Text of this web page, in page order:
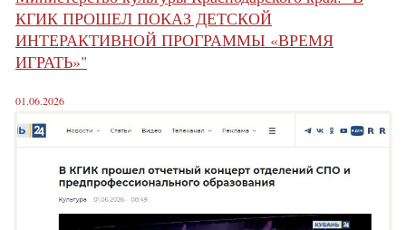
КГИК ПРОШЕЛ ПОКАЗ ДЕТСКОЙ
ИНТЕРАКТИВНОЙ ПРОГРАММЫ «ВРЕМЯ
ИГРАТЬ»"
01.06.2026